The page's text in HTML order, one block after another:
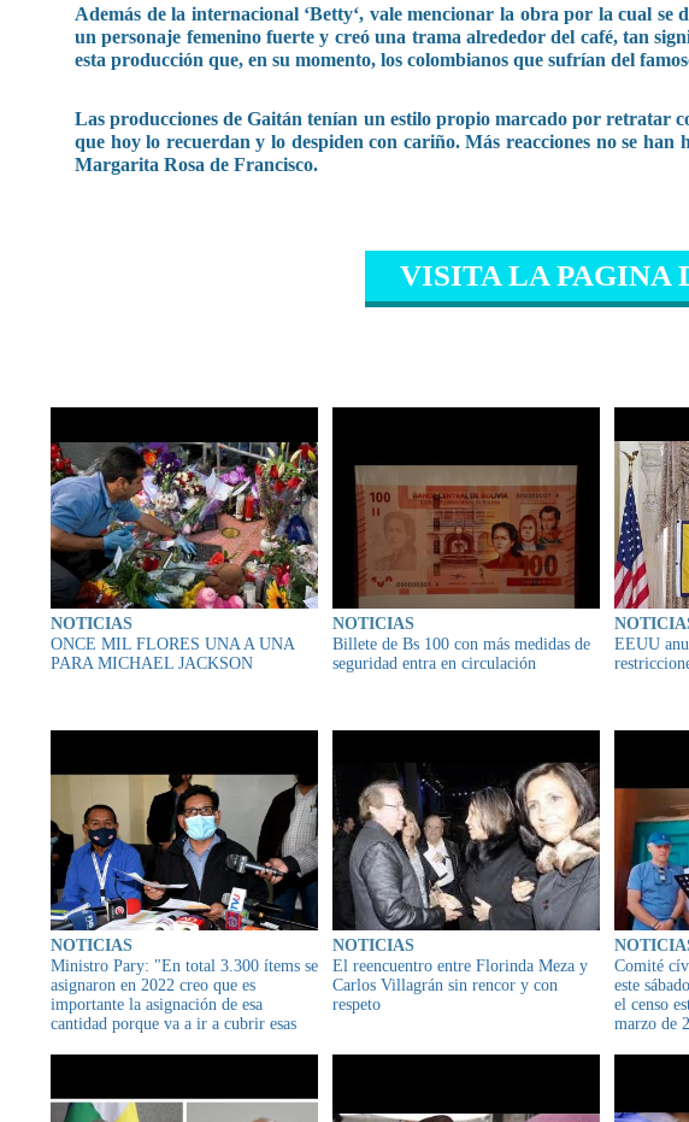
Además de la internacional ‘Betty‘, vale mencionar la obra por la cual se
un personaje femenino fuerte y creó una trama alrededor del café, tan
esta producción que, en su momento, los colombianos que sufrían del
Las producciones de Gaitán tenían un estilo propio marcado por retratar
que hoy lo recuerdan y lo despiden con cariño. Más reacciones no se
Margarita Rosa de Francisco.
VISITA LA PAGINA
NOTICIAS
ONCE MIL FLORES UNA A UNA
PARA MICHAEL JACKSON
NOTICIAS
Billete de Bs 100 con más medidas de
seguridad entra en circulación
EEUU
NOTICIAS
Ministro Pary: "En total 3.300 ítems se
asignaron en 2022 creo que es
importante la asignación de esa
cantidad porque va a ir a cubrir esas
NOTICIAS
El reencuentro entre Florinda Meza y
Carlos Villagrán sin rencor y con
respeto
Comité
este
el censo
marzo de